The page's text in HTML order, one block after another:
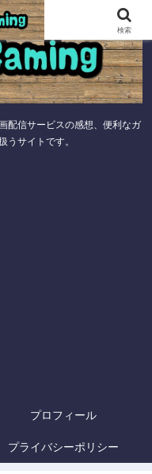
配信サービスの感想、便利なガ
うサイトです。
プロフィール
プライバシーポリシー
検索